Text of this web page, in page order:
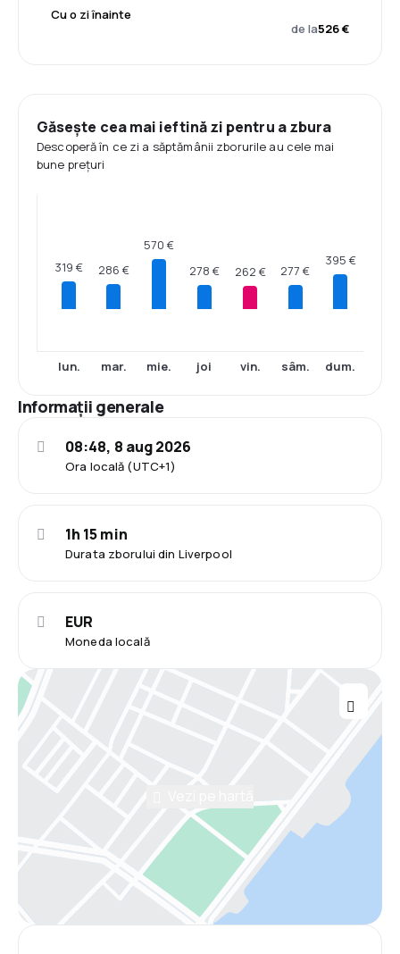
Cu o zi înainte
de la526 €
Găsește cea mai ieftină zi pentru a zbura
Descoperă în ce zi a săptămânii zborurile au cele mai
bune prețuri
319 €
lun.
286 €
mar.
570 €
mie.
278 €
joi
262 €
vin.
277 €
sâm.
395 €
dum.
Informații generale
Ora locală (UTC+1)
08:48, 8 aug 2026
Durata zborului din Liverpool
1h 15 min
Moneda locală
EUR